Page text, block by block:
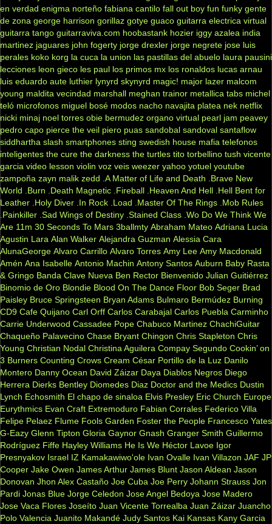
en verdad enigma norteño fabiana cantilo fall out boy fun funky gente
de zona george harrison gorillaz gotye guaco guitarra electrica virtual
guitarra tango guitarraviva.com hoobastank hozier iggy azalea india
martinez jaguares john fogerty jorge drexler jorge negrete jose luis
perales koko korg la cuca la union las pastillas del abuelo laura pausini
lecciones leon gieco les paul los primos mx los ronaldos lucas arnau
luis eduardo aute luthier lynyrd skynyrd magic! major lazer malcom
young maldita vecindad marshall meghan trainor metallica tabs michel
teló microfonos miguel bosé modos nacho navajita platea nek netflix
nicki minaj noel torres obie bermudez organo virtual pearl jam peavey
pedro capo pierce the veil piero puas sandobal sandoval santaflow
siddhartha slash smartphones sting swedish house mafia telefonos
inteligentes the cure the darkness the turtles tito torbellino tush vicente
garcia video lesson violin voz veis weezer yahoo yotuel youtube
zampoña zayn malik zedd .A Matter of Life and Death
.Brave New
World
.Burn .Death Magnetic .Fireball .Heaven And Hell .Hell Bent for
Leather .Holy Diver .In Rock .Load .Master Of The Rings .Mob Rules
.Painkiller .Sad Wings of Destiny .Stained Class .Wo Do We Think We
Are 11m 30 Seconds To Mars 3ballmty Abraham Mateo Adriana Lucia
Agustin Lara Alan Walker Alejandra Guzman Alessia Cara
AlunaGeorge Alvaro Carrillo Alvaro Torres Amy Lee Amy Macdonald
Amén Ana Isabelle Antonio Machin Antony Santos Auburn Baby Rasta
& Gringo Banda Clave Nueva Ben Rector Bienvenido Julian Guitiérrez
Binomio de Oro Blondie Blood On The Dance Floor Bob Seger Brad
Paisley Bruce Springsteen Bryan Adams Bulmaro Bermúdez Burning
CD9 Cafe Quijano Carl Orff Carlos Carabajal Carlos Puebla Carminho
Carrie Underwood Cassadee Pope Chabuco Martinez ChachiGuitar
Chaqueño Palavecino Chase Bryant Chingon Chris Stapleton Chris
Young Christian Nodal Christina Aguilera Compay Segundo Cookin’ on
3 Burners Counting Crows Cream César Portillo de la Luz Danilo
Montero Danny Ocean David Záizar Daya Diablos Negros Diego
Herrera Dierks Bentley Diomedes Diaz Doctor and the Medics Dustin
Lynch Echosmith El chapo de sinaloa Elvis Presley Eric Church Europe
Eurythmics Evan Craft Extremoduro Fabian Corrales Federico Villa
Felipe Pelaez Flume Fools Garden Foster the People Francesco Yates
G-Eazy Glenn Tipton Gloria Gaynor Gnash Granger Smith Guillermo
Rodríguez Fiffe Hayley Williams He Is We Héctor Lavoe Igor
Presnyakov Israel IZ Kamakawiwo'ole Ivan Ovalle Ivan Villazon JAF JP
Cooper Jake Owen James Arthur James Blunt Jason Aldean Jason
Donovan Jhon Alex Castaño Joe Cuba Joe Perry Johann Strauss Jon
Pardi Jonas Blue Jorge Celedon Jose Angel Bedoya Jose Madero
Jose Vaca Flores Joseíto Juan Vicente Torrealba Juan Záizar Juancho
Polo Valencia Juanito Makandé Judy Santos Kai Kansas Kany Garcia